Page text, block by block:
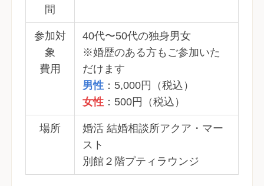
間
参加対
象
費用
40代〜50代の独身男女
※婚歴のある方もご参加いた
だけます
男性 ：5,000円（税込）
女性 ：500円（税込）
場所
婚活 結婚相談所アクア・マー
スト
別館２階プティラウンジ